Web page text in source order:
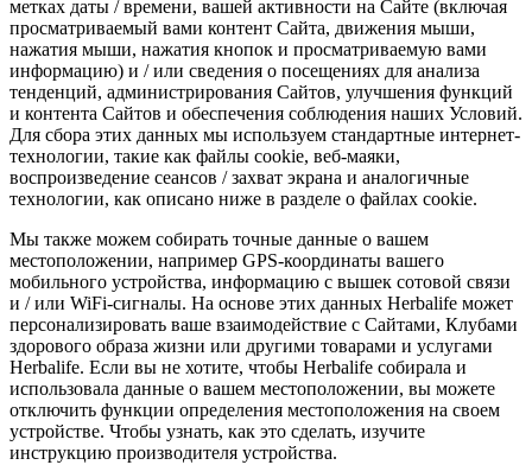
метках даты / времени, вашей активности на Сайте (включая
просматриваемый вами контент Сайта, движения мыши,
нажатия мыши, нажатия кнопок и просматриваемую вами
информацию) и / или сведения о посещениях для анализа
тенденций, администрирования Сайтов, улучшения функций
и контента Сайтов и обеспечения соблюдения наших Условий.
Для сбора этих данных мы используем стандартные интернет-
технологии, такие как файлы cookie, веб-маяки,
воспроизведение сеансов / захват экрана и аналогичные
технологии, как описано ниже в разделе о файлах cookie.
Мы также можем собирать точные данные о вашем
местоположении, например GPS-координаты вашего
мобильного устройства, информацию с вышек сотовой связи
и / или WiFi-сигналы. На основе этих данных Herbalife может
персонализировать ваше взаимодействие с Сайтами, Клубами
здорового образа жизни или другими товарами и услугами
Herbalife. Если вы не хотите, чтобы Herbalife собирала и
использовала данные о вашем местоположении, вы можете
отключить функции определения местоположения на своем
устройстве. Чтобы узнать, как это сделать, изучите
инструкцию производителя устройства.